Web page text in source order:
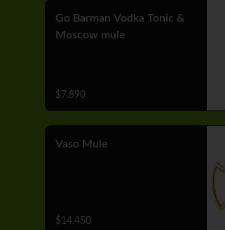
Go Barman Vodka Tonic &
Moscow mule
$7.890
Vaso Mule
$14.450